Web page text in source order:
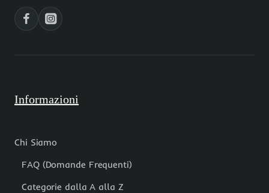
mt
Informazioni
Chi Siamo
FAQ (Domande Frequenti)
Categorie dalla A alla Z